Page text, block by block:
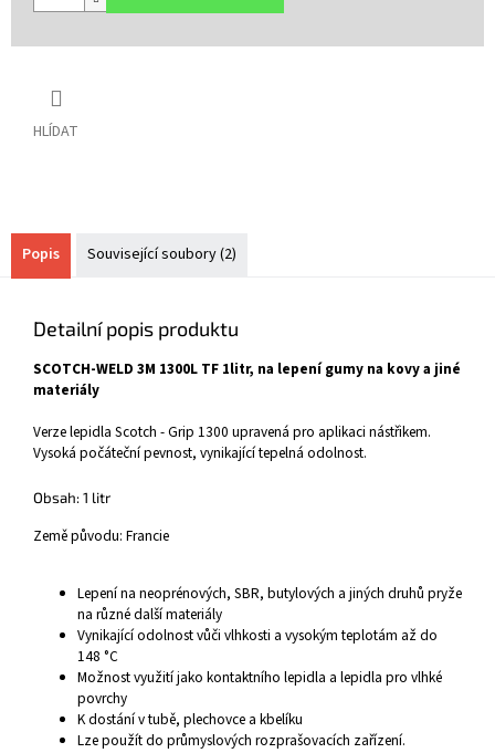
HLÍDAT
Popis Související soubory (2)
Detailní popis produktu
SCOTCH-WELD 3M 1300L TF 1litr, na lepení gumy na kovy a jiné
materiály
Verze lepidla Scotch - Grip 1300 upravená pro aplikaci nástřikem.
Vysoká počáteční pevnost, vynikající tepelná odolnost.
Obsah: 1 litr
Země původu: Francie
Lepení na neoprénových, SBR, butylových a jiných druhů pryže
na různé další materiály
Vynikající odolnost vůči vlhkosti a vysokým teplotám až do
148 °C
Možnost využití jako kontaktního lepidla a lepidla pro vlhké
povrchy
K dostání v tubě, plechovce a kbelíku
Lze použít do průmyslových rozprašovacích zařízení.